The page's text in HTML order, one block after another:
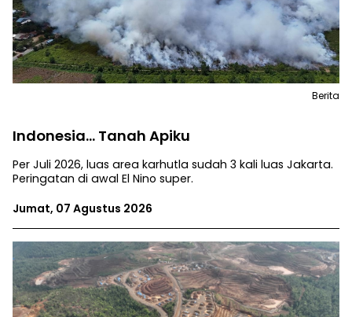
Indonesia... Tanah Apiku
Per Juli 2026, luas area karhutla sudah 3 kali luas Jakarta.
Peringatan di awal El Nino super.
Jumat, 07 Agustus 2026
Berita